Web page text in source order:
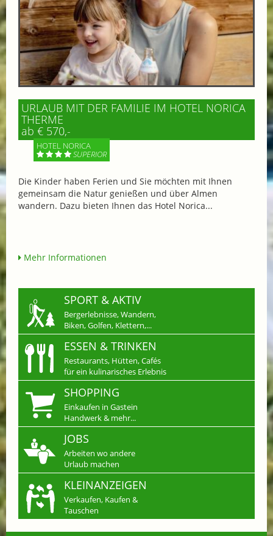
URLAUB MIT DER FAMILIE IM HOTEL NORICA
THERME
ab € 570,-
HOTEL NORICA
SUPERIOR
Die Kinder haben Ferien und Sie möchten mit Ihnen
gemeinsam die Natur genießen und über Almen
wandern. Dazu bieten Ihnen das Hotel Norica...
Mehr Informationen
SPORT & AKTIV
Bergerlebnisse, Wandern,
Biken, Golfen, Klettern,...
ESSEN & TRINKEN
Restaurants, Hütten, Cafés
für ein kulinarisches Erlebnis
SHOPPING
Einkaufen in Gastein
Handwerk & mehr...
JOBS
Arbeiten wo andere
Urlaub machen
KLEINANZEIGEN
Verkaufen, Kaufen &
Tauschen